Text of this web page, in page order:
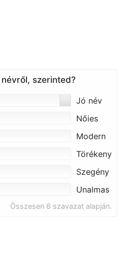
szerinted?
Jó név
Nőies
Modern
Törékeny
Szegény
Unalmas
Összesen 6 szavazat alapján.